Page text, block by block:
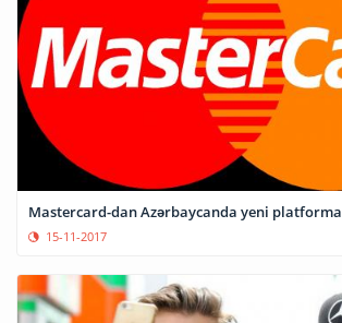
Mastercard-dan Azərbaycanda yeni platforma
15-11-2017